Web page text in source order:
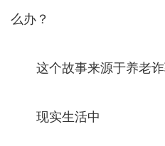
么办？
这个故事来源于养老诈
现实生活中